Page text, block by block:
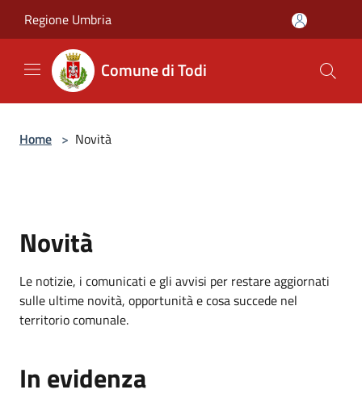
Regione Umbria
Comune di Todi
Home > Novità
Novità
Le notizie, i comunicati e gli avvisi per restare aggiornati
sulle ultime novità, opportunità e cosa succede nel
territorio comunale.
In evidenza